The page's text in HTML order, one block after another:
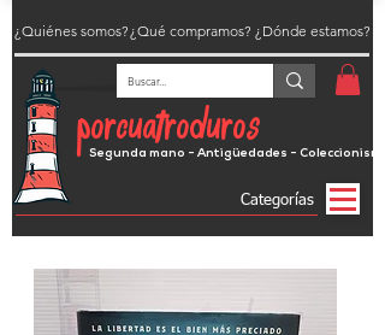
porcuatroduros
Segunda mano - Antigüedades - Coleccionismo
¿Dónde estamos?
¿Quiénes somos?
Categorías
¿Qué compramos?